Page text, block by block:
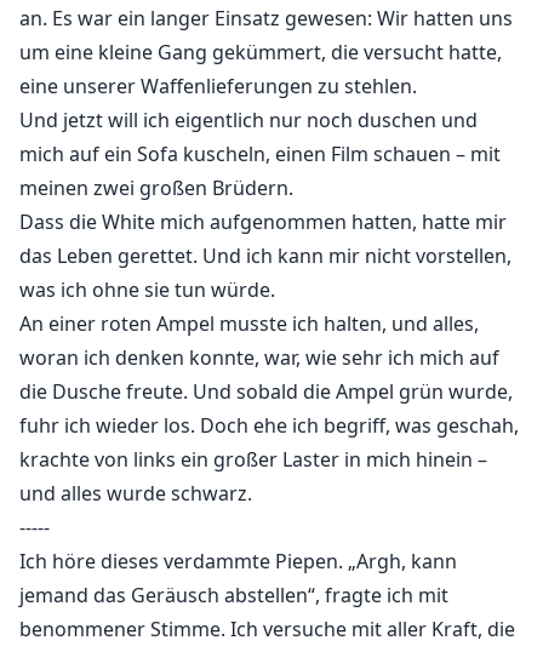
an. Es war ein langer Einsatz gewesen: Wir hatten uns
um eine kleine Gang gekümmert, die versucht hatte,
eine unserer Waffenlieferungen zu stehlen.
Und jetzt will ich eigentlich nur noch duschen und
mich auf ein Sofa kuscheln, einen Film schauen – mit
meinen zwei großen Brüdern.
Dass die White mich aufgenommen hatten, hatte mir
das Leben gerettet. Und ich kann mir nicht vorstellen,
was ich ohne sie tun würde.
An einer roten Ampel musste ich halten, und alles,
woran ich denken konnte, war, wie sehr ich mich auf
die Dusche freute. Und sobald die Ampel grün wurde,
fuhr ich wieder los. Doch ehe ich begriff, was geschah,
krachte von links ein großer Laster in mich hinein –
und alles wurde schwarz.
-----
Ich höre dieses verdammte Piepen. „Argh, kann
jemand das Geräusch abstellen“, fragte ich mit
benommener Stimme. Ich versuche mit aller Kraft, die